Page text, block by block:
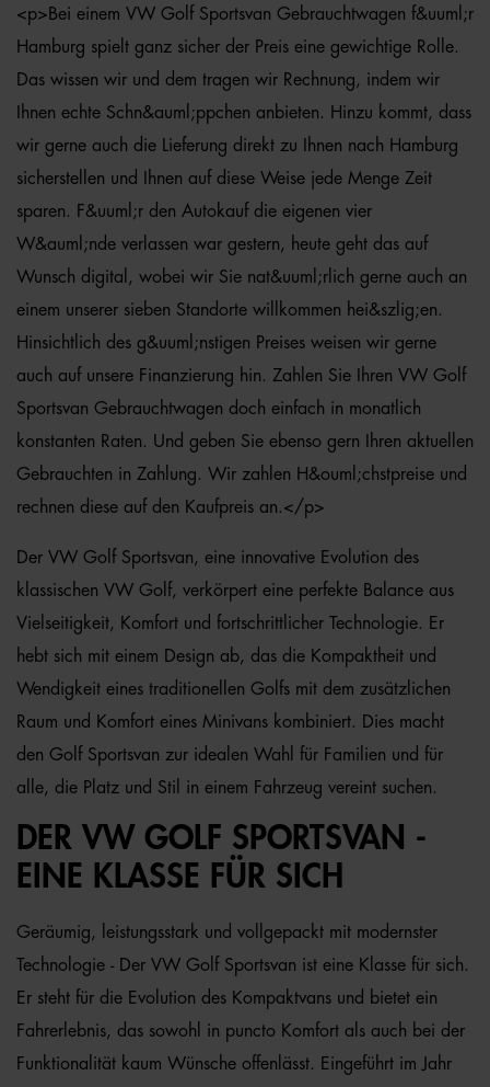
<p>Bei einem VW Golf Sportsvan Gebrauchtwagen f&uuml;r
Hamburg spielt ganz sicher der Preis eine gewichtige Rolle.
Das wissen wir und dem tragen wir Rechnung, indem wir
Ihnen echte Schn&auml;ppchen anbieten. Hinzu kommt, dass
wir gerne auch die Lieferung direkt zu Ihnen nach Hamburg
sicherstellen und Ihnen auf diese Weise jede Menge Zeit
sparen. F&uuml;r den Autokauf die eigenen vier
W&auml;nde verlassen war gestern, heute geht das auf
Wunsch digital, wobei wir Sie nat&uuml;rlich gerne auch an
einem unserer sieben Standorte willkommen hei&szlig;en.
Hinsichtlich des g&uuml;nstigen Preises weisen wir gerne
auch auf unsere Finanzierung hin. Zahlen Sie Ihren VW Golf
Sportsvan Gebrauchtwagen doch einfach in monatlich
konstanten Raten. Und geben Sie ebenso gern Ihren aktuellen
Gebrauchten in Zahlung. Wir zahlen H&ouml;chstpreise und
rechnen diese auf den Kaufpreis an.</p>
Der VW Golf Sportsvan, eine innovative Evolution des
klassischen VW Golf, verkörpert eine perfekte Balance aus
Vielseitigkeit, Komfort und fortschrittlicher Technologie. Er
hebt sich mit einem Design ab, das die Kompaktheit und
Wendigkeit eines traditionellen Golfs mit dem zusätzlichen
Raum und Komfort eines Minivans kombiniert. Dies macht
den Golf Sportsvan zur idealen Wahl für Familien und für
alle, die Platz und Stil in einem Fahrzeug vereint suchen.
DER VW GOLF SPORTSVAN -
EINE KLASSE FÜR SICH
Geräumig, leistungsstark und vollgepackt mit modernster
Technologie - Der VW Golf Sportsvan ist eine Klasse für sich.
Er steht für die Evolution des Kompaktvans und bietet ein
Fahrerlebnis, das sowohl in puncto Komfort als auch bei der
Funktionalität kaum Wünsche offenlässt. Eingeführt im Jahr